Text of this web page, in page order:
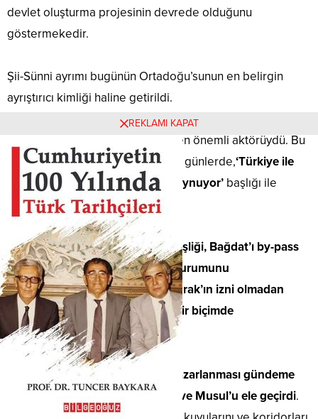
devlet oluşturma projesinin devrede olduğunu
göstermekedir.
Şii-Sünni ayrımı bugünün Ortadoğu’sunun en belirgin
ayrıştırıcı kimliği haline getirildi.
AKP hükümeti Irak’ta bu oyunun en önemli aktörüydü. Bu
durumu The Economist dergisi, o günlerde,‘Türkiye ile
Kürt yönetimi tehlikeli bir oyun oynuyor’ başlığı ile
görmüştü.
Türkiye ile K. Irak ile petrol kardeşliği, Bağdat’ı by-pass
eden ilişki biçimi Irak’ta İŞİD’in durumunu
güçlendirmiştir.Irak’ın petrolleri, Irak’ın izni olmadan
Türkiye üzerinden adeta kaçak bir biçimde
pazarlanmaya başladı.
İlginçtir, Kuzey Irak’taki petrol pazarlanması gündeme
gelir gelmez IŞİD harekete geçti ve Musul’u ele geçirdi.
REKLAMI KAPAT